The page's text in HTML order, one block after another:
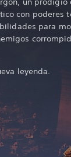
con poderes
para
leyenda.